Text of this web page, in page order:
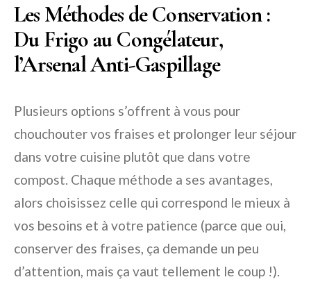
Les Méthodes de Conservation :
Du Frigo au Congélateur,
l’Arsenal Anti-Gaspillage
Plusieurs options s’offrent à vous pour
chouchouter vos fraises et prolonger leur séjour
dans votre cuisine plutôt que dans votre
compost. Chaque méthode a ses avantages,
alors choisissez celle qui correspond le mieux à
vos besoins et à votre patience (parce que oui,
conserver des fraises, ça demande un peu
d’attention, mais ça vaut tellement le coup !).